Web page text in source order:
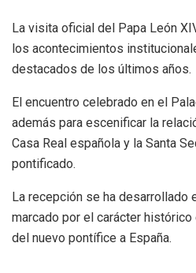
La visita oficial del Papa León
los acontecimientos
destacados de los últimos años.
El encuentro celebrado en el
además para escenificar la
Casa Real española y la Santa
pontificado.
La recepción se ha desarrollado
marcado por el carácter
del nuevo pontífice a España.